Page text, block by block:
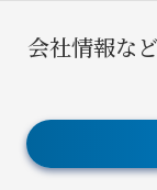
会社情報な